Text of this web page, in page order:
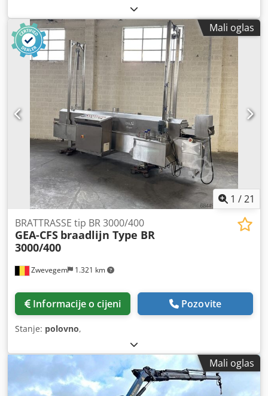
Mali oglas
1 /21
Zwevegem 1.321 km
BRATTRASSE tip BR 3000/400
GEA-CFS braadlijn Type BR
3000/400
Informacije o cijeni Pozovite
Stanje: polovno,
Mali oglas